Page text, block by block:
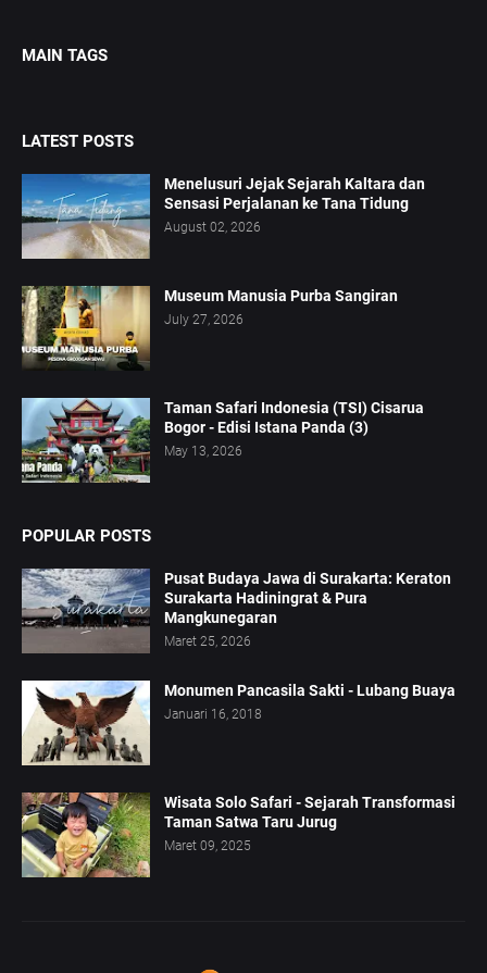
MAIN TAGS
LATEST POSTS
Menelusuri Jejak Sejarah Kaltara dan
Sensasi Perjalanan ke Tana Tidung
August 02, 2026
Museum Manusia Purba Sangiran
July 27, 2026
Taman Safari Indonesia (TSI) Cisarua
Bogor - Edisi Istana Panda (3)
May 13, 2026
POPULAR POSTS
Pusat Budaya Jawa di Surakarta: Keraton
Surakarta Hadiningrat & Pura
Mangkunegaran
Maret 25, 2026
Monumen Pancasila Sakti - Lubang Buaya
Januari 16, 2018
Wisata Solo Safari - Sejarah Transformasi
Taman Satwa Taru Jurug
Maret 09, 2025